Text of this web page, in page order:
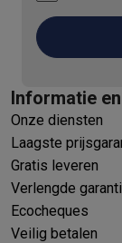
Informatie
Onze diensten
Laagste
Gratis leveren
Verlengde
Ecocheques
Veilig betalen